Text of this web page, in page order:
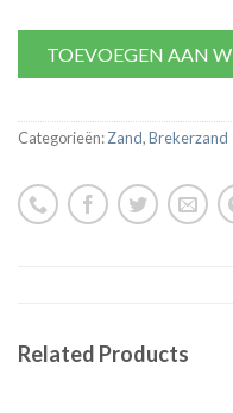
TOEVOEGEN AAN
Categorieën:Zand,Brekerzand
Related Products